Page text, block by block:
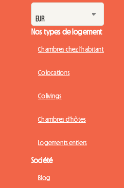
Nos types de logement
Chambres chez l'habitant
Colocations
Colivings
Chambres d'hôtes
Logements entiers
Société
Blog